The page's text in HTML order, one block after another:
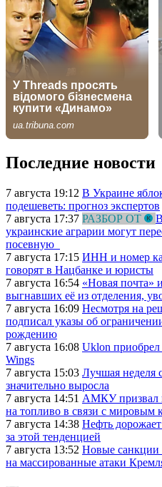
Последние новости
7 августа 19:12 В Украине
подешеветь: прогноз экспертов
7 августа 17:37 РАЗБОР ОТ
украинские аграрии могут
посевную
7 августа 17:15 ИНН и номер
говорят в Нацбанке и юристы
7 августа 16:54 «Новая почта»
выгнавших её из отделения,
7 августа 16:09 Несмотря на
подписал указы об
рождению
7 августа 16:08 Uklon приобрел
Wings
7 августа 15:03 Лучшая неделя
значительно выросла
7 августа 14:51 АМКУ призвал
на топливо в связи с мировым
7 августа 14:38 Нефть
за этой тенденцией
7 августа 13:52 Новые санкции
на массированные атаки